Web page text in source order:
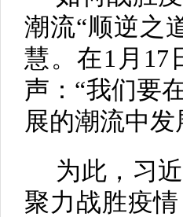
潮流“顺逆之
慧。在1月17
声：“我们要
展的潮流中发
为此，习
聚力战胜疫